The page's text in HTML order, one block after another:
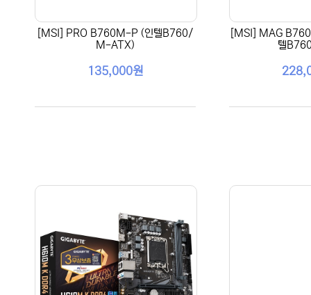
[MSI] PRO B760M-P (인텔B760/
M-ATX)
135,000원
[MSI] MAG
텔